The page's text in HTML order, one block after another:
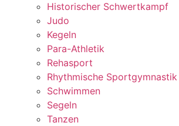
Historischer Schwertkampf
Judo
Kegeln
Para-Athletik
Rehasport
Rhythmische Sportgymnastik
Schwimmen
Segeln
Tanzen